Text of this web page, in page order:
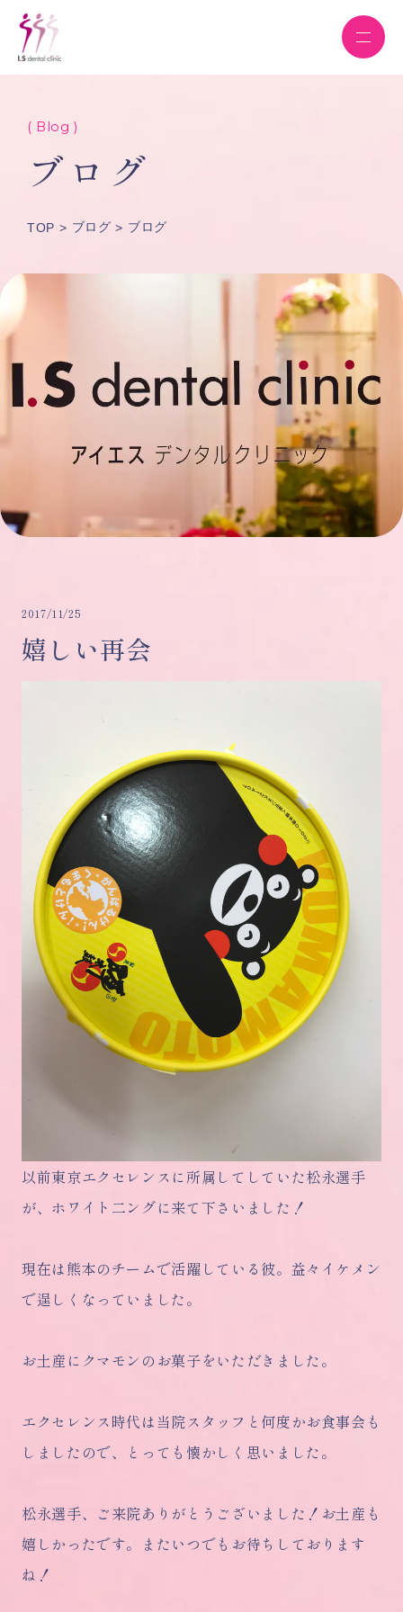
( Blog )
ブログ
TOP ブログ ブログ
2017/11/25
嬉しい再会
以前東京エクセレンスに所属してしていた松永選手
が、ホワイト二ングに来て下さいました！
現在は熊本のチームで活躍している彼。益々イケメン
で逞しくなっていました。
お土産にクマモンのお菓子をいただきました。
エクセレンス時代は当院スタッフと何度かお食事会も
しましたので、とっても懐かしく思いました。
松永選手、ご来院ありがとうございました！お土産も
嬉しかったです。またいつでもお待ちしております
ね！